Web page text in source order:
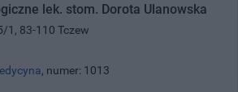
lek. stom. Dorota Ulanowska
1, 83-110 Tczew
, numer: 1013